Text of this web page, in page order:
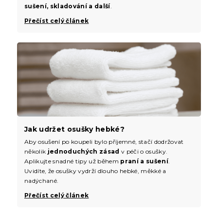
Jak udržet osušky hebké?
Aby osušení po koupeli bylo příjemné, stačí dodržovat
několik jednoduchých zásad v péči o osušky.
Aplikujte snadné tipy už během praní a sušení.
Uvidíte, že osušky vydrží dlouho hebké, měkké a
nadýchané.
Přečíst celý článek
sušení, skladování a další.
Přečíst celý článek